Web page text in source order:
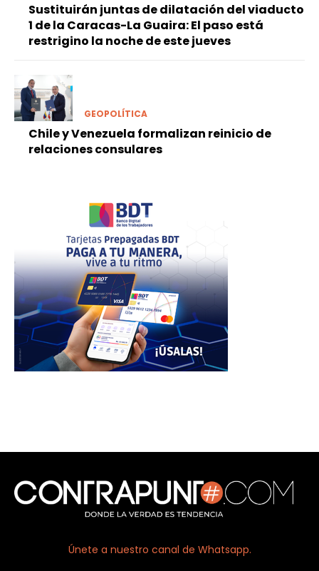
Sustituirán juntas de dilatación del viaducto
1 de la Caracas-La Guaira: El paso está
restrigino la noche de este jueves
GEOPOLÍTICA
Chile y Venezuela formalizan reinicio de
relaciones consulares
Únete a nuestro canal de Whatsapp.